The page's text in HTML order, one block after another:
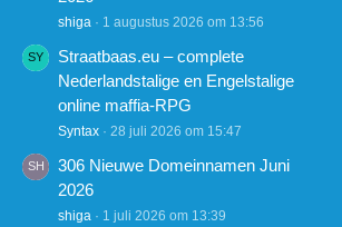
shiga 1 augustus 2026 om 13:56
Straatbaas.eu – complete
Nederlandstalige en Engelstalige
online maffia-RPG
Syntax 28 juli 2026 om 15:47
306 Nieuwe Domeinnamen Juni
2026
shiga 1 juli 2026 om 13:39